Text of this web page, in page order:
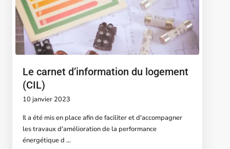
Le carnet d’information du logement
(CIL)
10 janvier 2023
Il a été mis en place afin de faciliter et d'accompagner
les travaux d'amélioration de la performance
énergétique d ...